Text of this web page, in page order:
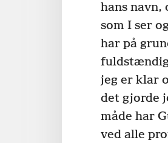
hans navn,
som I ser
har på
jeg er klar
det gjorde
måde har
ved alle